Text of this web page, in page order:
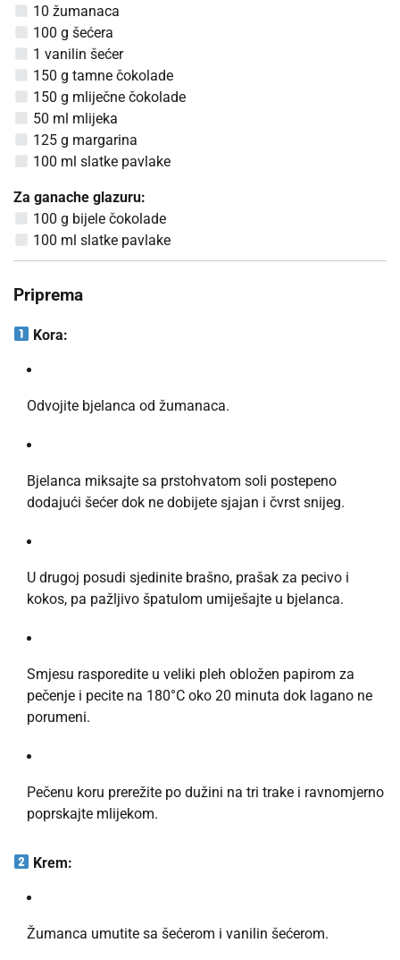
10 žumanaca
100 g šećera
1 vanilin šećer
150 g tamne čokolade
150 g mliječne čokolade
50 ml mlijeka
125 g margarina
100 ml slatke pavlake
Za ganache glazuru:
100 g bijele čokolade
100 ml slatke pavlake
Priprema
Kora:
Odvojite bjelanca od žumanaca.
Bjelanca miksajte sa prstohvatom soli postepeno
dodajući šećer dok ne dobijete sjajan i čvrst snijeg.
U drugoj posudi sjedinite brašno, prašak za pecivo i
kokos, pa pažljivo špatulom umiješajte u bjelanca.
Smjesu rasporedite u veliki pleh obložen papirom za
pečenje i pecite na 180°C oko 20 minuta dok lagano ne
porumeni.
Pečenu koru prerežite po dužini na tri trake i ravnomjerno
poprskajte mlijekom.
Krem:
Žumanca umutite sa šećerom i vanilin šećerom.